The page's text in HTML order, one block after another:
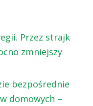
Przez strajk
zmniejszy
bezpośrednie
domowych –